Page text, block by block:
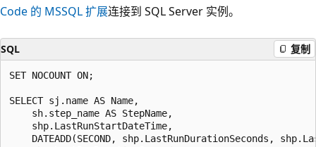
Code 的 MSSQL 扩展连接到 SQL Server 实例。
SQL 复制
SET NOCOUNT ON;
SELECT sj.name AS Name,
    sh.step_name AS StepName,
    shp.LastRunStartDateTime,
DATEADD(SECOND, shp.LastRunDurationSeconds,